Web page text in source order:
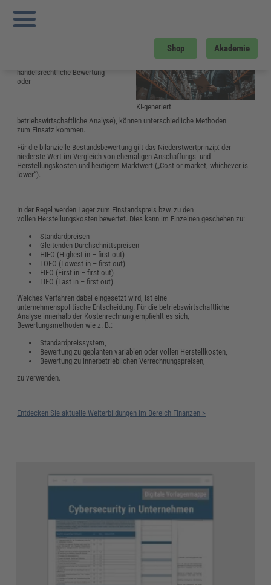
Shop Akademie
Sie sind hier:
Bestandsbewertung
KI-generiert
handelsrechtliche Bewertung
oder
betriebswirtschaftliche Analyse), können unterschiedliche Methoden
zum Einsatz kommen.
Für die bilanzielle Bestandsbewertung gilt das Niederstwertprinzip: der
niederste Wert im Vergleich von ehemaligen Anschaffungs- und
Herstellungskosten und heutigem Marktwert („Cost or market, whichever is
lower“).
In der Regel werden Lager zum Einstandspreis bzw. zu den
vollen Herstellungskosten bewertet. Dies kann im Einzelnen geschehen zu:
Standardpreisen
Gleitenden Durchschnittspreisen
HIFO (Highest in – first out)
LOFO (Lowest in – first out)
FIFO (First in – first out)
LIFO (Last in – first out)
Welches Verfahren dabei eingesetzt wird, ist eine
unternehmenspolitische Entscheidung. Für die betriebswirtschaftliche
Analyse innerhalb der Kostenrechnung empfiehlt es sich,
Bewertungsmethoden wie z. B.:
Standardpreissystem,
Bewertung zu geplanten variablen oder vollen Herstellkosten,
Bewertung zu innerbetrieblichen Verrechnungspreisen,
zu verwenden.
Entdecken Sie aktuelle Weiterbildungen im Bereich Finanzen >